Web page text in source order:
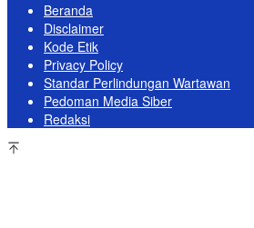
Beranda
Disclaimer
Kode Etik
Privacy Policy
Standar Perlindungan Wartawan
Pedoman Media Siber
Redaksi